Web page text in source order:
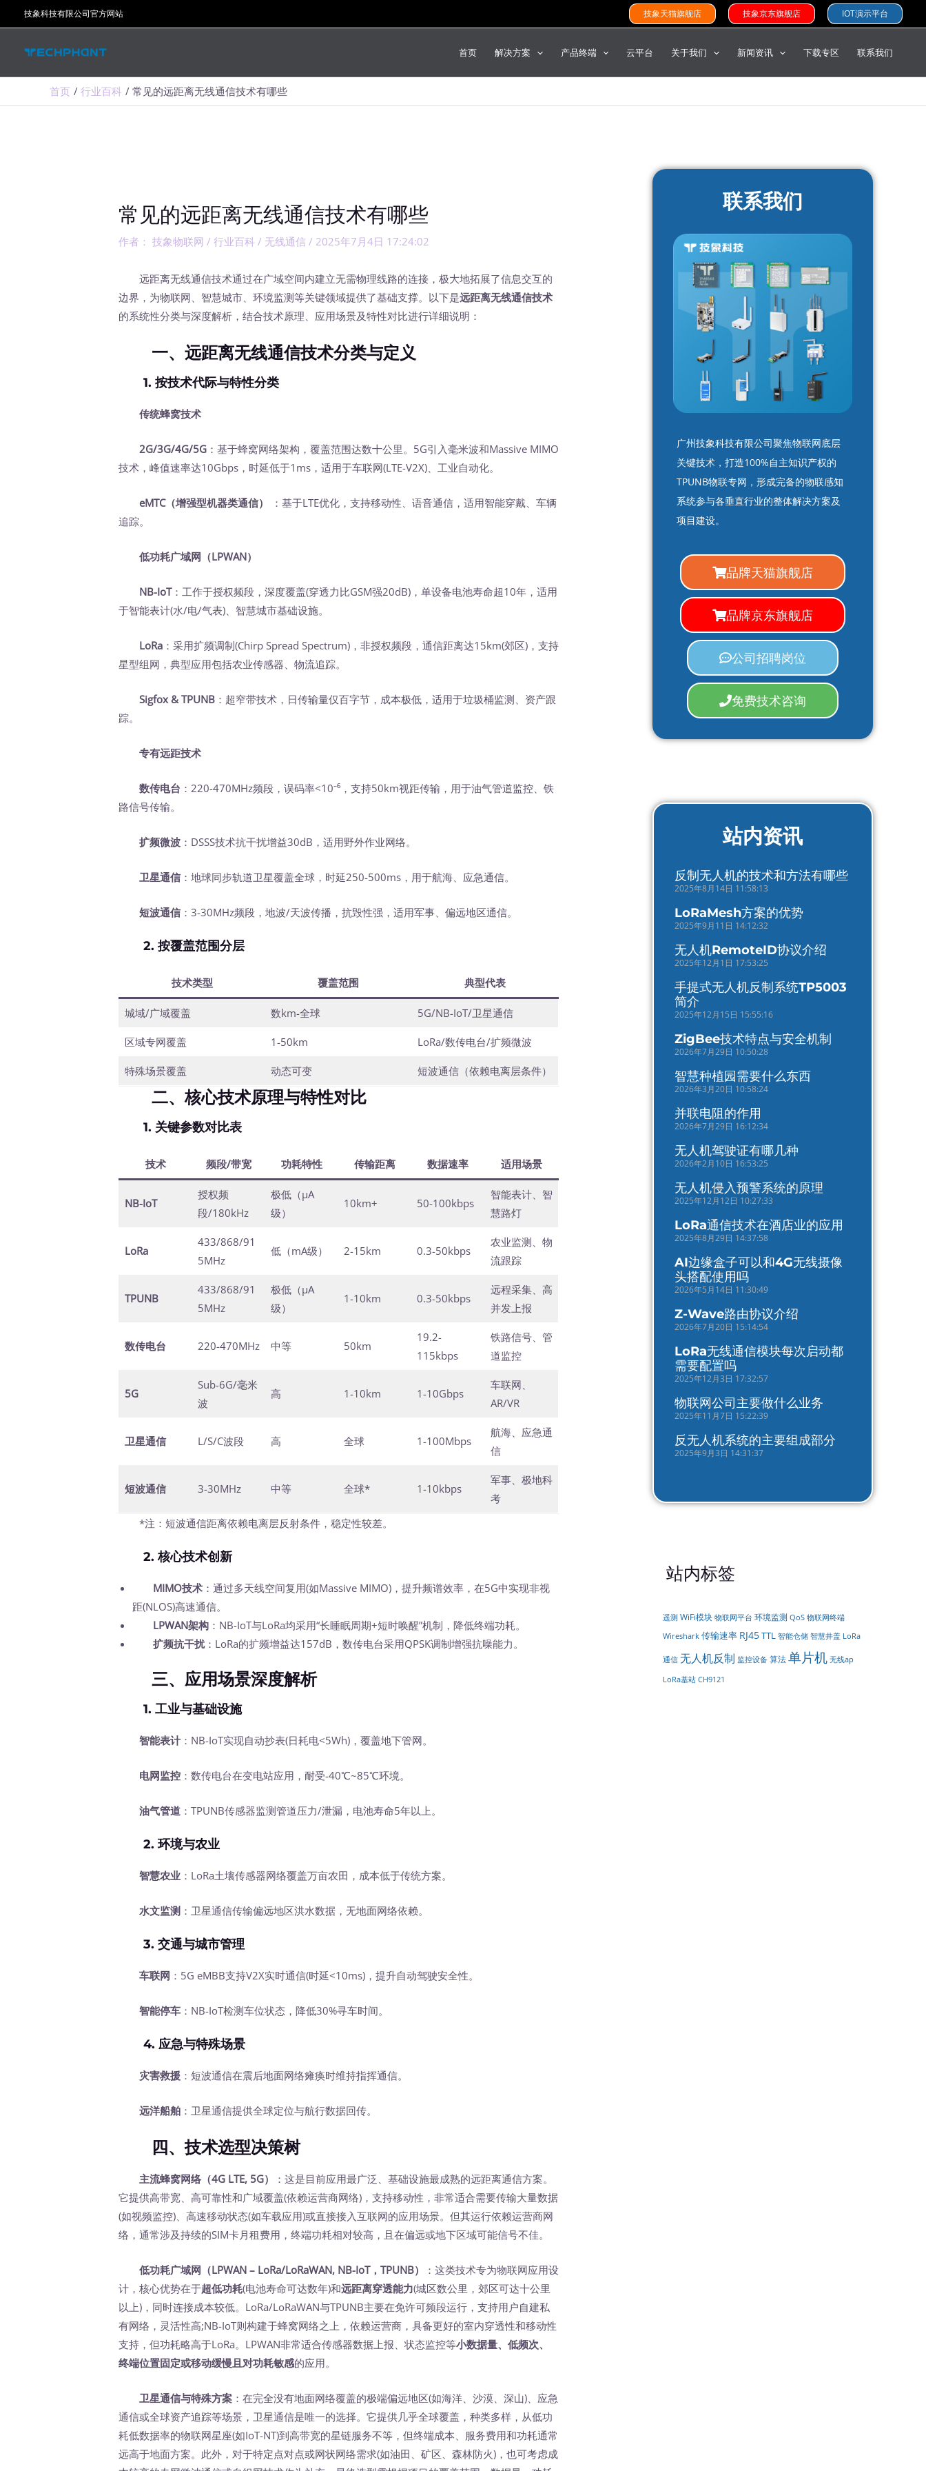
至
技象科技有限公司官方网站 技象天猫旗舰店 技象京东旗舰店 IOT演示平台
首页 解决方案 产品终端 云平台 关于我们 新闻资讯 下载专区 联系我们
首页 行业百科 常见的远距离无线通信技术有哪些
常见的远距离无线通信技术有哪些
作者： 技象物联网/行业百科 / 无线通信 / 2025年7月4日 17:24:02
远距离无线通信技术通过在广域空间内建立无需物理线路的连接，极大地拓展了信息交互的
边界，为物联网、智慧城市、环境监测等关键领域提供了基础支撑。以下是远距离无线通信技术
的系统性分类与深度解析，结合技术原理、应用场景及特性对比进行详细说明：
一、远距离无线通信技术分类与定义
1. 按技术代际与特性分类
传统蜂窝技术
2G/3G/4G/5G ：基于蜂窝网络架构，覆盖范围达数十公里。5G引入毫米波和Massive MIMO
技术，峰值速率达10Gbps，时延低于1ms，适用于车联网(LTE-V2X)、工业自动化。
eMTC（增强型机器类通信）
：基于LTE优化，支持移动性、语音通信，适用智能穿戴、车辆
追踪。
低功耗广域网（LPWAN）
NB-IoT：工作于授权频段，深度覆盖(穿透力比GSM强20dB)，单设备电池寿命超10年，适用
于智能表计(水/电/气表)、智慧城市基础设施。
LoRa ：采用扩频调制(Chirp Spread Spectrum)，非授权频段，通信距离达15km(郊区)，支持
星型组网，典型应用包括农业传感器、物流追踪。
Sigfox & TPUNB ：超窄带技术，日传输量仅百字节，成本极低，适用于垃圾桶监测、资产跟
踪。
专有远距技术
数传电台 ：220-470MHz频段，误码率<10⁻⁶，支持50km视距传输，用于油气管道监控、铁
路信号传输。
扩频微波 ：DSSS技术抗干扰增益30dB，适用野外作业网络。
卫星通信：地球同步轨道卫星覆盖全球，时延250-500ms，用于航海、应急通信。
短波通信：3-30MHz频段，地波/天波传播，抗毁性强，适用军事、偏远地区通信。
2. 按覆盖范围分层
技术类型 覆盖范围 典型代表
城域/广域覆盖 数km-全球 5G/NB-IoT/卫星通信
区域专网覆盖 1-50km LoRa/数传电台/扩频微波
特殊场景覆盖 动态可变 短波通信（依赖电离层条件）
二、核心技术原理与特性对比
1. 关键参数对比表
技术 频段/带宽 功耗特性 传输距离 数据速率 适用场景
NB-IoT
授权频
段/180kHz
极低（μA
级）
10km+ 50-100kbps
智能表计、智
慧路灯
LoRa
433/868/91
5MHz
低（mA级） 2-15km 0.3-50kbps
农业监测、物
流跟踪
TPUNB
433/868/91
5MHz
极低（μA
级）
1-10km 0.3-50kbps
远程采集、高
并发上报
数传电台 220-470MHz 中等 50km
19.2-
115kbps
铁路信号、管
道监控
5G
Sub-6G/毫米
波
高 1-10km 1-10Gbps
车联网、
AR/VR
卫星通信 L/S/C波段 高 全球 1-100Mbps
航海、应急通
信
短波通信 3-30MHz 中等 全球* 1-10kbps
军事、极地科
考
*注：短波通信距离依赖电离层反射条件，稳定性较差。
2. 核心技术创新
MIMO技术 ：通过多天线空间复用(如Massive MIMO)，提升频谱效率，在5G中实现非视
距(NLOS)高速通信。
LPWAN架构 ：NB-IoT与LoRa均采用“长睡眠周期+短时唤醒”机制，降低终端功耗。
扩频抗干扰：LoRa的扩频增益达157dB，数传电台采用QPSK调制增强抗噪能力。
三、应用场景深度解析
1. 工业与基础设施
智能表计：NB-IoT实现自动抄表(日耗电<5Wh)，覆盖地下管网。
电网监控 ：数传电台在变电站应用，耐受-40℃~85℃环境。
油气管道 ：TPUNB传感器监测管道压力/泄漏，电池寿命5年以上。
2. 环境与农业
智慧农业 ：LoRa土壤传感器网络覆盖万亩农田，成本低于传统方案。
水文监测 ：卫星通信传输偏远地区洪水数据，无地面网络依赖。
3. 交通与城市管理
车联网 ：5G eMBB支持V2X实时通信(时延<10ms)，提升自动驾驶安全性。
智能停车 ：NB-IoT检测车位状态，降低30%寻车时间。
4. 应急与特殊场景
灾害救援 ：短波通信在震后地面网络瘫痪时维持指挥通信。
远洋船舶 ：卫星通信提供全球定位与航行数据回传。
四、技术选型决策树
主流蜂窝网络（4G LTE, 5G）
：这是目前应用最广泛、基础设施最成熟的远距离通信方案。
它提供高带宽、高可靠性和广域覆盖(依赖运营商网络)，支持移动性，非常适合需要传输大量数据
(如视频监控)、高速移动状态(如车载应用)或直接接入互联网的应用场景。但其运行依赖运营商网
络，通常涉及持续的SIM卡月租费用，终端功耗相对较高，且在偏远或地下区域可能信号不佳。
低功耗广域网（LPWAN – LoRa/LoRaWAN, NB-IoT，TPUNB）
：这类技术专为物联网应用设
计，核心优势在于超低功耗(电池寿命可达数年)和远距离穿透能力(城区数公里，郊区可达十公里
以上)，同时连接成本较低。LoRa/LoRaWAN与TPUNB主要在免许可频段运行，支持用户自建私
有网络，灵活性高;NB-IoT则构建于蜂窝网络之上，依赖运营商，具备更好的室内穿透性和移动性
支持，但功耗略高于LoRa。LPWAN非常适合传感器数据上报、状态监控等小数据量、低频次、
终端位置固定或移动缓慢且对功耗敏感的应用。
卫星通信与特殊方案 ：在完全没有地面网络覆盖的极端偏远地区(如海洋、沙漠、深山)、应急
通信或全球资产追踪等场景，卫星通信是唯一的选择。它提供几乎全球覆盖，种类多样，从低功
耗低数据率的物联网星座(如IoT-NT)到高带宽的星链服务不等，但终端成本、服务费用和功耗通常
远高于地面方案。此外，对于特定点对点或网状网络需求(如油田、矿区、森林防火)，也可考虑成
联系我们
广州技象科技有限公司聚焦物联网底层
关键技术，打造100%自主知识产权的
TPUNB物联专网，形成完备的物联感知
系统参与各垂直行业的整体解决方案及
项目建设。
品牌天猫旗舰店
品牌京东旗舰店
公司招聘岗位
免费技术咨询
站内资讯
反制无人机的技术和方法有哪些
2025年8月14日 11:58:13
LoRaMesh方案的优势
2025年9月11日 14:12:32
无人机RemoteID协议介绍
2025年12月1日 17:53:25
手提式无人机反制系统TP5003
简介
2025年12月15日 15:55:16
ZigBee技术特点与安全机制
2026年7月29日 10:50:28
智慧种植园需要什么东西
2026年3月20日 10:58:24
并联电阻的作用
2026年7月29日 16:12:34
无人机驾驶证有哪几种
2026年2月10日 16:53:25
无人机侵入预警系统的原理
2025年12月12日 10:27:33
LoRa通信技术在酒店业的应用
2025年8月29日 14:37:58
AI边缘盒子可以和4G无线摄像
头搭配使用吗
2026年5月14日 11:30:49
Z-Wave路由协议介绍
2026年7月20日 15:14:54
LoRa无线通信模块每次启动都
需要配置吗
2025年12月3日 17:32:57
物联网公司主要做什么业务
2025年11月7日 15:22:39
反无人机系统的主要组成部分
2025年9月3日 14:31:37
站内标签
遥测 WiFi模块 物联网平台 环境监测 QoS 物联网终端
Wireshark 传输速率 RJ45TTL 智能仓储 智慧井盖 LoRa
通信 无人机反制 监控设备 算法单片机 无线ap
LoRa基站 CH9121